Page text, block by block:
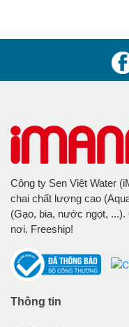
Công ty Sen Việt Water
chai chất lượng cao
(Gạo, bia, nước ngọt,
nơi. Freeship!
Thông tin